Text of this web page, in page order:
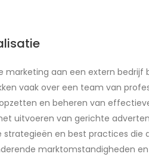
marketing aan een extern bedrijf
vaak over een team van
en beheren van
uitvoeren van gerichte
en best practices die
marktomstandigheden